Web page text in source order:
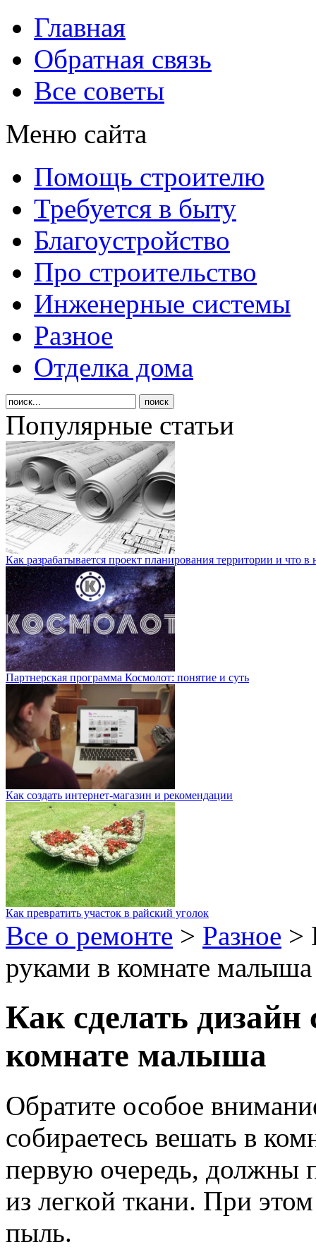
Главная
Обратная связь
Все советы
Меню сайта
Помощь строителю
Требуется в быту
Благоустройство
Про строительство
Инженерные системы
Разное
Отделка дома
Популярные статьи
Как разрабатывается проект планирования территории и что в
Партнерская программа Космолот: понятие и суть
Как создать интернет-магазин и рекомендации
Как превратить участок в райский уголок
Все о ремонте > Разное >
руками в комнате малыша
Как сделать
комнате малыша
Обратите особое
собираетесь вешать в
первую очередь, должны
из легкой ткани. При
пыль.